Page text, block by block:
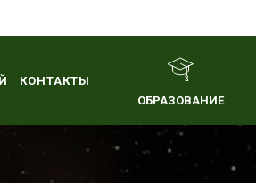
КОНТАКТЫ
ОБРАЗОВАНИЕ